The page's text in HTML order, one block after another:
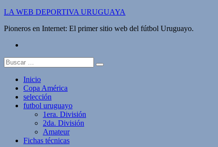
Saltar
contenido
LA WEB DEPORTIVA URUGUAYA
Pioneros en Internet: El primer sitio web del fútbol Uruguayo.
Buscar:
Inicio
Copa América
selección
futbol uruguayo
1era. División
2da. División
Amateur
Fichas técnicas